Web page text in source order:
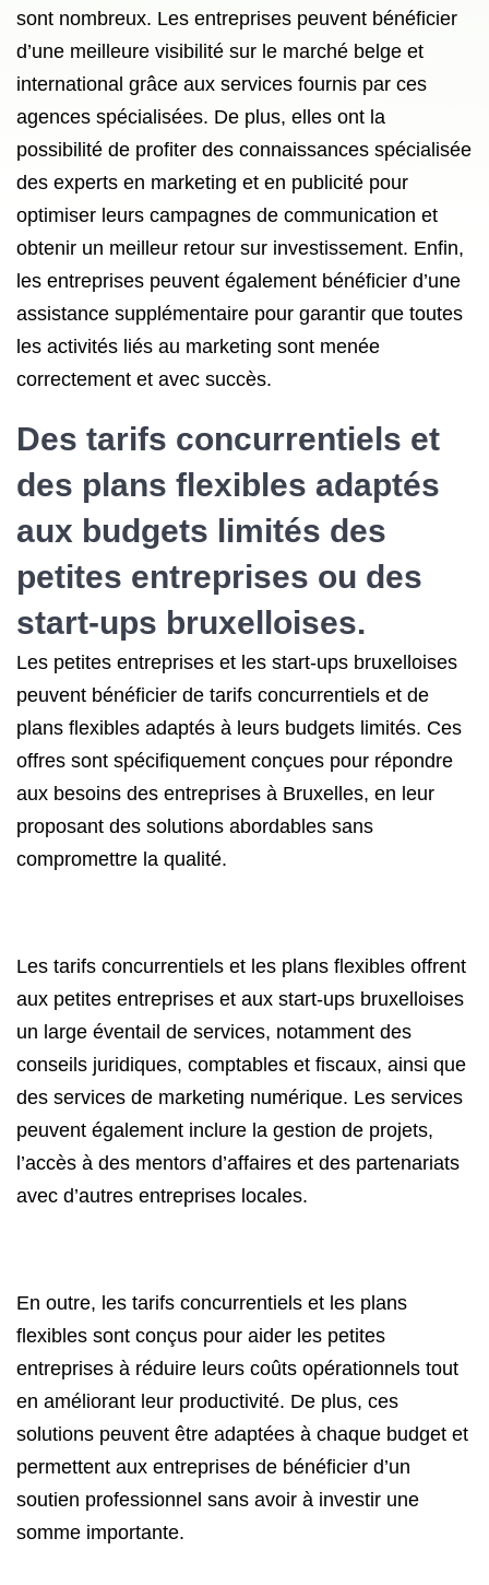
sont nombreux. Les entreprises peuvent bénéficier
d’une meilleure visibilité sur le marché belge et
international grâce aux services fournis par ces
agences spécialisées. De plus, elles ont la
possibilité de profiter des connaissances spécialisée
des experts en marketing et en publicité pour
optimiser leurs campagnes de communication et
obtenir un meilleur retour sur investissement. Enfin,
les entreprises peuvent également bénéficier d’une
assistance supplémentaire pour garantir que toutes
les activités liés au marketing sont menée
correctement et avec succès.
Des tarifs concurrentiels et
des plans flexibles adaptés
aux budgets limités des
petites entreprises ou des
start-ups bruxelloises.
Les petites entreprises et les start-ups bruxelloises
peuvent bénéficier de tarifs concurrentiels et de
plans flexibles adaptés à leurs budgets limités. Ces
offres sont spécifiquement conçues pour répondre
aux besoins des entreprises à Bruxelles, en leur
proposant des solutions abordables sans
compromettre la qualité.
Les tarifs concurrentiels et les plans flexibles offrent
aux petites entreprises et aux start-ups bruxelloises
un large éventail de services, notamment des
conseils juridiques, comptables et fiscaux, ainsi que
des services de marketing numérique. Les services
peuvent également inclure la gestion de projets,
l’accès à des mentors d’affaires et des partenariats
avec d’autres entreprises locales.
En outre, les tarifs concurrentiels et les plans
flexibles sont conçus pour aider les petites
entreprises à réduire leurs coûts opérationnels tout
en améliorant leur productivité. De plus, ces
solutions peuvent être adaptées à chaque budget et
permettent aux entreprises de bénéficier d’un
soutien professionnel sans avoir à investir une
somme importante.